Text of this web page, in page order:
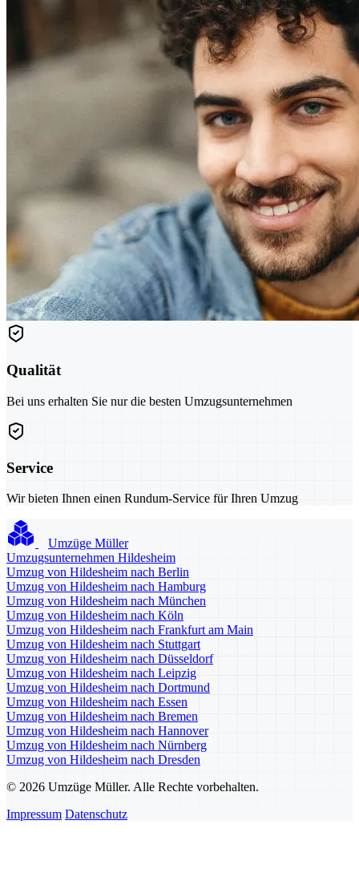
Qualität
Bei uns erhalten Sie nur die besten Umzugsunternehmen
Service
Wir bieten Ihnen einen Rundum-Service für Ihren Umzug
Umzüge Müller
Umzugsunternehmen Hildesheim
Umzug von Hildesheim nach Berlin
Umzug von Hildesheim nach Hamburg
Umzug von Hildesheim nach München
Umzug von Hildesheim nach Köln
Umzug von Hildesheim nach Frankfurt am Main
Umzug von Hildesheim nach Stuttgart
Umzug von Hildesheim nach Düsseldorf
Umzug von Hildesheim nach Leipzig
Umzug von Hildesheim nach Dortmund
Umzug von Hildesheim nach Essen
Umzug von Hildesheim nach Bremen
Umzug von Hildesheim nach Hannover
Umzug von Hildesheim nach Nürnberg
Umzug von Hildesheim nach Dresden
© 2026 Umzüge Müller. Alle Rechte vorbehalten.
Impressum Datenschutz